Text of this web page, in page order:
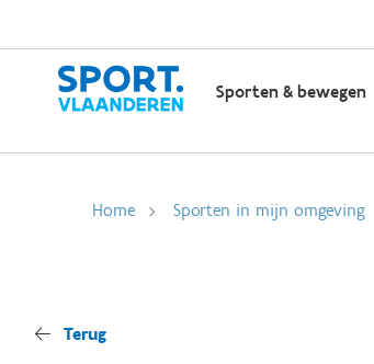
Sporten & bewegen
Home Sporten in mijn omgeving
Terug